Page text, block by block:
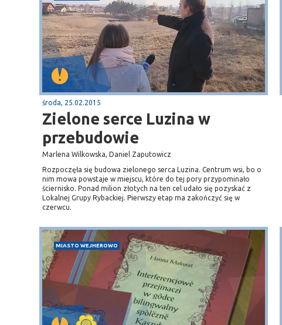
środa, 25.02.2015
Zielone serce Luzina w
przebudowie
Marlena Wilkowska, Daniel Zaputowicz
Rozpoczęła się budowa zielonego serca Luzina. Centrum wsi, bo o
nim mowa powstaje w miejscu, które do tej pory przypominało
ściernisko. Ponad milion złotych na ten cel udało się pozyskać z
Lokalnej Grupy Rybackiej. Pierwszy etap ma zakończyć się w
czerwcu.
MIASTO WEJHEROWO